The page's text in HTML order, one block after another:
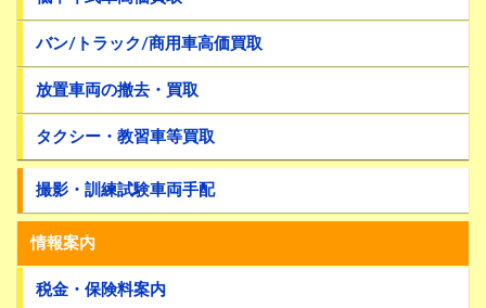
バン/トラック/商用車高価買取
放置車両の撤去・買取
タクシー・教習車等買取
撮影・訓練試験車両手配
情報案内
税金・保険料案内